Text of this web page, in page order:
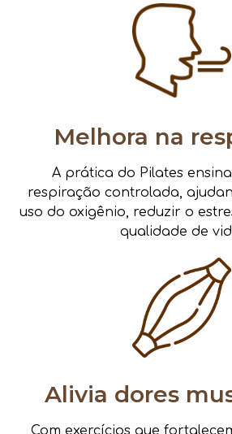
Melhora na
A prática do Pilates
respiração controlada,
uso do oxigênio, reduzir o
qualidade de
Alivia dores
Com exercícios que